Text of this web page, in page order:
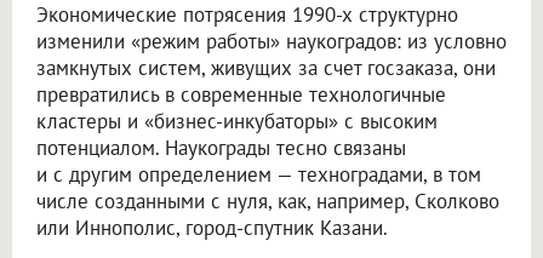
Экономические потрясения 1990-х структурно
изменили «режим работы» наукоградов: из условно
замкнутых систем, живущих за счет госзаказа, они
превратились в современные технологичные
кластеры и «бизнес-инкубаторы» с высоким
потенциалом. Наукограды тесно связаны
и с другим определением — техноградами, в том
числе созданными с нуля, как, например, Сколково
или Иннополис, город-спутник Казани.